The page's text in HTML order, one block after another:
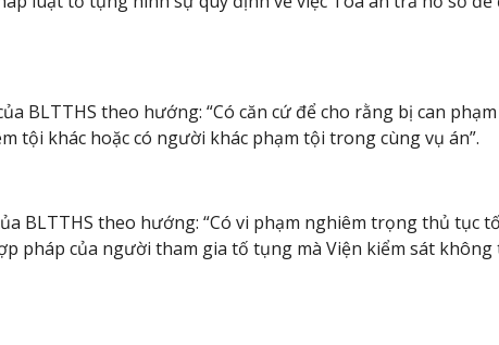
BLTTHS theo hướng: “Có căn cứ để cho rằng bị can
tội khác hoặc có người khác phạm tội trong cùng vụ án”.
BLTTHS theo hướng: “Có vi phạm nghiêm trọng thủ tục
pháp của người tham gia tố tụng mà Viện kiểm sát